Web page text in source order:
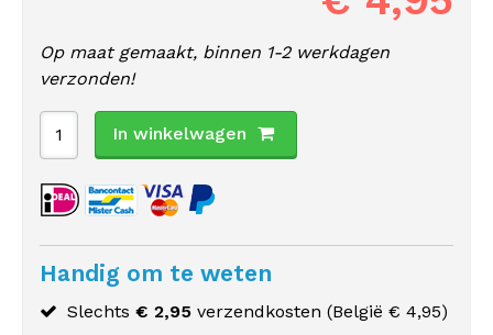
Op maat gemaakt, binnen 1-2 werkdagen
verzonden!
In winkelwagen
Handig om te weten
Slechts € 2,95 verzendkosten (België € 4,95)